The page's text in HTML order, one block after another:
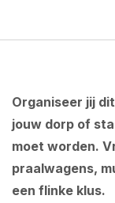
Organiseer jij
jouw dorp of
moet worden.
praalwagens,
een flinke klus.